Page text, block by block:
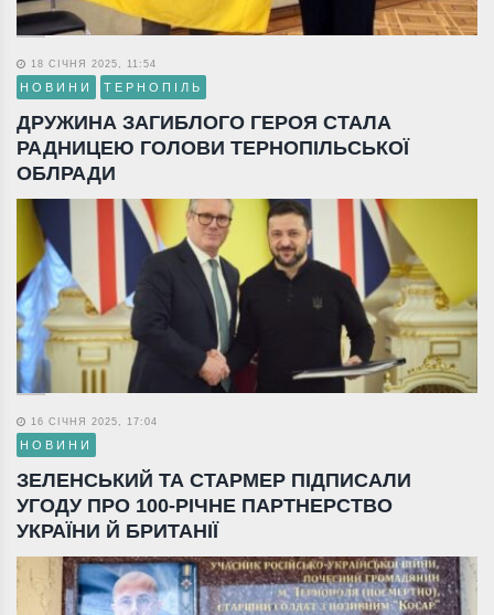
18 СІЧНЯ 2025, 11:54
НОВИНИ ТЕРНОПІЛЬ
ДРУЖИНА ЗАГИБЛОГО ГЕРОЯ СТАЛА
РАДНИЦЕЮ ГОЛОВИ ТЕРНОПІЛЬСЬКОЇ
ОБЛРАДИ
16 СІЧНЯ 2025, 17:04
НОВИНИ
ЗЕЛЕНСЬКИЙ ТА СТАРМЕР ПІДПИСАЛИ
УГОДУ ПРО 100-РІЧНЕ ПАРТНЕРСТВО
УКРАЇНИ Й БРИТАНІЇ